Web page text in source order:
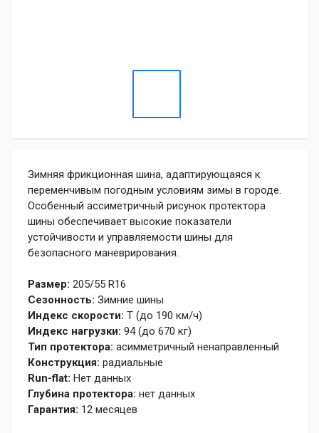
Зимняя фрикционная шина, адаптирующаяся к
переменчивым погодным условиям зимы в городе.
Особенный ассиметричный рисунок протектора
шины обеспечивает высокие показатели
устойчивости и управляемости шины для
безопасного маневрирования.
Размер: 205/55 R16
Сезонность: Зимние шины
Индекс скорости: T (до 190 км/ч)
Индекс нагрузки: 94 (до 670 кг)
Тип протектора: асимметричный ненаправленный
Конструкция: радиальные
Run-flat: Нет данных
Глубина протектора: нет данных
Гарантия: 12 месяцев